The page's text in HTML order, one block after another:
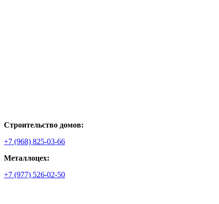
Строительство домов:
+7 (968) 825-03-66
Металлоцех:
+7 (977) 526-02-50